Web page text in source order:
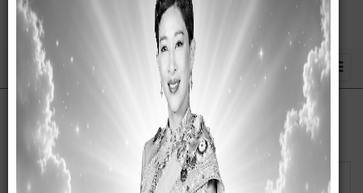
แสดง
ชื่อ
ผู้เขียน